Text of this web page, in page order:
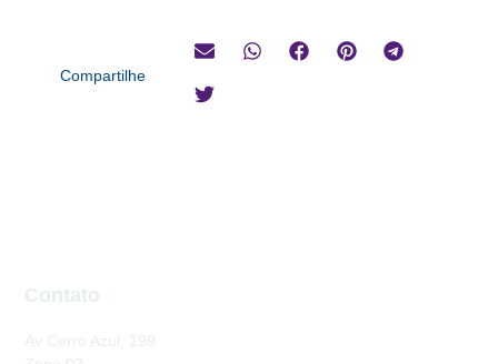
Compartilhe
Contato
Av Cerro Azul, 199